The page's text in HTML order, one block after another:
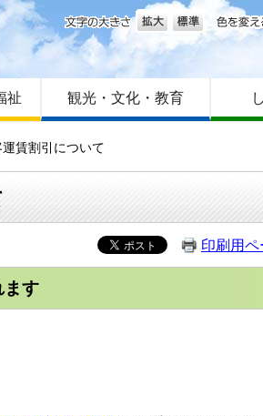
文字の大きさ
祉 観光・文化・教育
賃割引について
印刷用ペ
ます